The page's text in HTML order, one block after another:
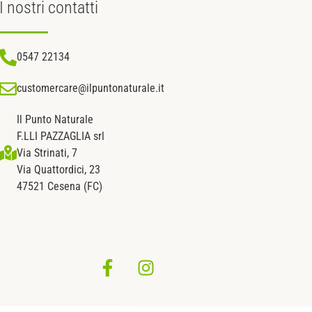
I nostri contatti
0547 22134
customercare@ilpuntonaturale.it
Il Punto Naturale
F.LLI PAZZAGLIA srl
Via Strinati, 7
Via Quattordici, 23
47521 Cesena (FC)